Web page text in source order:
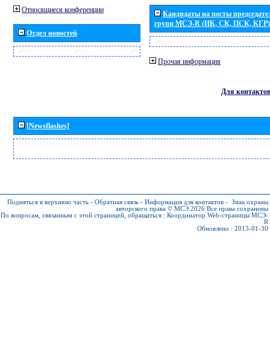
Относящиеся конференции
Отдел новостей
Кандидаты на посты
групп МСЭ-R (ИК, СК, ПСК, КГР)
Прочая информация
Для контактов
[Newsflashes]
Подняться в верхнюю часть - Обратная связь - Информация для контактов - Знак охраны
авторского права © МСЭ 2026 Все права сохранены
По вопросам, связанным с этой страницей, обращаться : Координатор Web-страницы МСЭ-
R
Обновлено : 2013-01-30